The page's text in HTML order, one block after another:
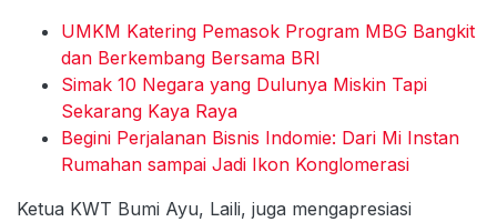
UMKM Katering Pemasok Program MBG Bangkit
dan Berkembang Bersama BRI
Simak 10 Negara yang Dulunya Miskin Tapi
Sekarang Kaya Raya
Begini Perjalanan Bisnis Indomie: Dari Mi Instan
Rumahan sampai Jadi Ikon Konglomerasi
Ketua KWT Bumi Ayu, Laili, juga mengapresiasi